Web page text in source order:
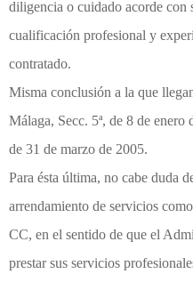
diligencia o cuidado acorde con
cualificación profesional y
contratado.
Misma conclusión a la que
Málaga, Secc. 5ª, de 8 de
de 31 de marzo de 2005.
Para ésta última, no cabe duda
arrendamiento de servicios
CC, en el sentido de que el
prestar sus servicios